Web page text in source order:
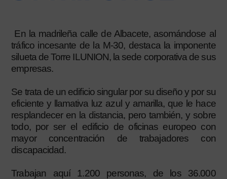
En la madrileña calle de Albacete, asomándose al
tráfico incesante de la M-30, destaca la imponente
silueta de Torre ILUNION, la sede corporativa de sus
empresas.
Se trata de un edificio singular por su diseño y por su
eficiente y llamativa luz azul y amarilla, que le hace
resplandecer en la distancia, pero también, y sobre
todo, por ser el edificio de oficinas europeo con
mayor concentración de trabajadores con
discapacidad.
Trabajan aquí 1.200 personas, de los 36.000